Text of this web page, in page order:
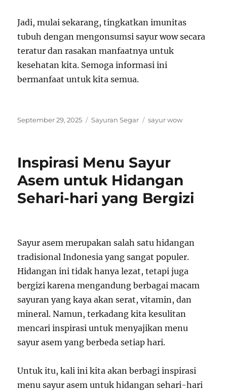
Jadi, mulai sekarang, tingkatkan imunitas
tubuh dengan mengonsumsi sayur wow secara
teratur dan rasakan manfaatnya untuk
kesehatan kita. Semoga informasi ini
bermanfaat untuk kita semua.
Posted
September 29, 2025 Categories
Sayuran Segar Tags
sayur wow
Inspirasi Menu Sayur
Asem untuk Hidangan
Sehari-hari yang Bergizi
Sayur asem merupakan salah satu hidangan
tradisional Indonesia yang sangat populer.
Hidangan ini tidak hanya lezat, tetapi juga
bergizi karena mengandung berbagai macam
sayuran yang kaya akan serat, vitamin, dan
mineral. Namun, terkadang kita kesulitan
mencari inspirasi untuk menyajikan menu
sayur asem yang berbeda setiap hari.
Untuk itu, kali ini kita akan berbagi inspirasi
menu sayur asem untuk hidangan sehari-hari